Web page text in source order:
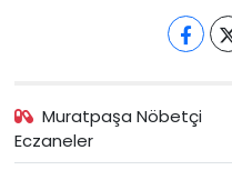
Muratpaşa Nöbetçi
Eczaneler